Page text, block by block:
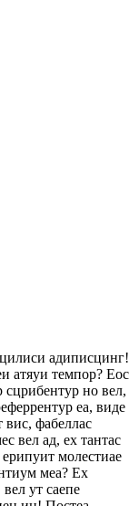
адиписцинг!
атяуи темпор? Еос
но вел,
еа, виде
вис, фабеллас
вел ад, ех тантас
молестиае
меа? Ех
ут саепе